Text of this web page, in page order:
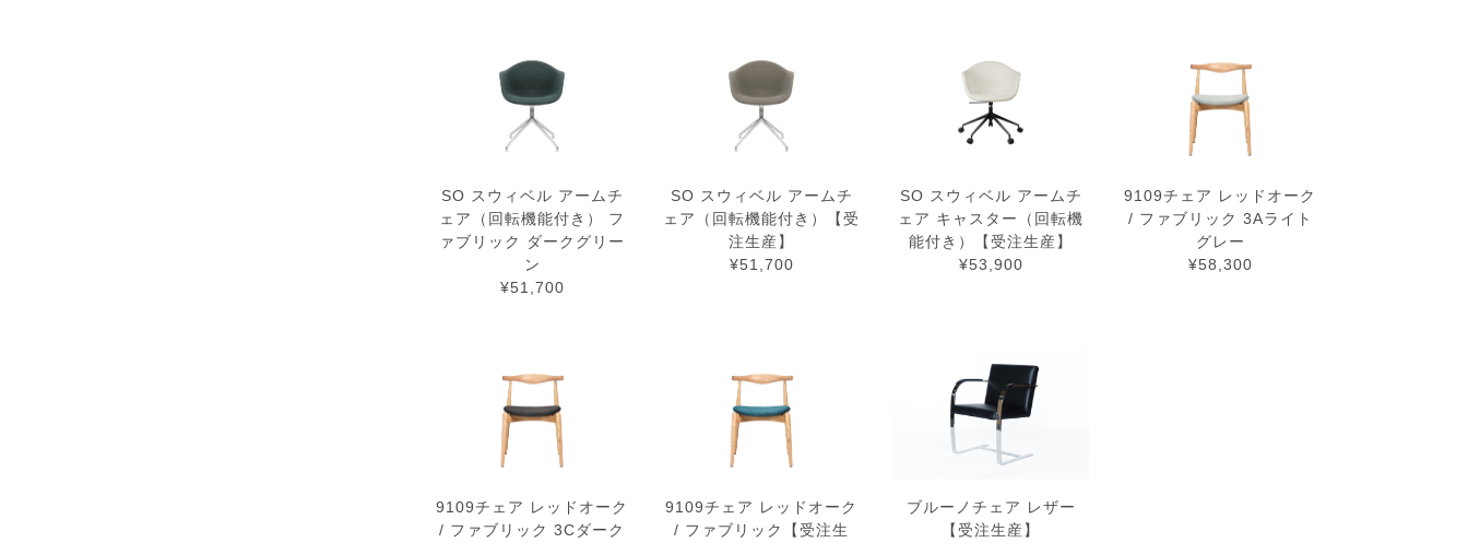
SO スウィベル アームチ
ェア（回転機能付き） フ
ァブリック ダークグリー
ン
¥51,700
SO スウィベル アームチ
ェア（回転機能付き）【受
注生産】
¥51,700
SO スウィベル アームチ
ェア キャスター（回転機
能付き）【受注生産】
¥53,900
9109チェア レッドオーク
/ ファブリック 3Aライト
グレー
¥58,300
9109チェア レッドオーク
/ ファブリック 3Cダーク
9109チェア レッドオーク
/ ファブリック【受注生
ブルーノチェア レザー
【受注生産】